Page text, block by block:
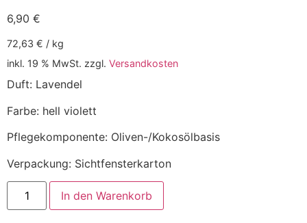
6,90 €
72,63 € / kg
inkl. 19 % MwSt. zzgl. Versandkosten
Duft: Lavendel
Farbe: hell violett
Pflegekomponente: Oliven-/Kokosölbasis
Verpackung: Sichtfensterkarton
In den Warenkorb